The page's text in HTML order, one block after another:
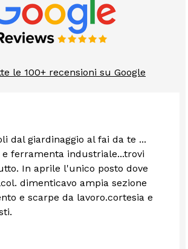
le 100+ recensioni su Google
dal giardinaggio al fai da te ...
ferramenta industriale...trovi
In aprile l'unico posto dove
dimenticavo ampia sezione
e scarpe da lavoro.cortesia e